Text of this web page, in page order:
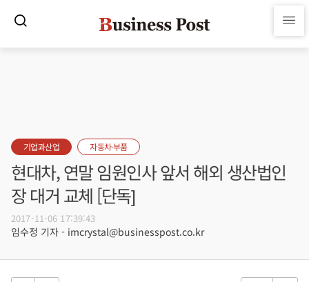
기업과산업 자동차·부품
현대차, 연말 임원인사 앞서 해외 생산법인
장 대거 교체 [단독]
2017-11-06 17:39:43
임수정 기자 - imcrystal@businesspost.co.kr